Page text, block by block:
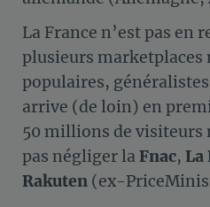
La France n’est pas en
plusieurs marketplaces
populaires,
arrive (de loin) en
50 millions de visiteurs
pas négliger laFnac, La
Rakuten (ex-